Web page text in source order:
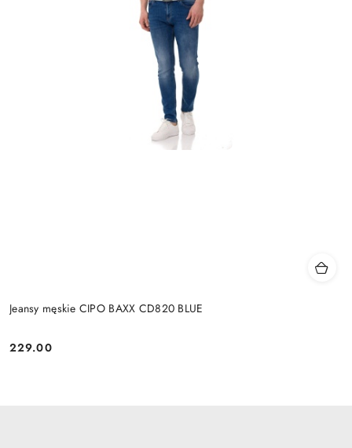
Jeansy męskie CIPO BAXX CD820 BLUE
Cena:
229.00